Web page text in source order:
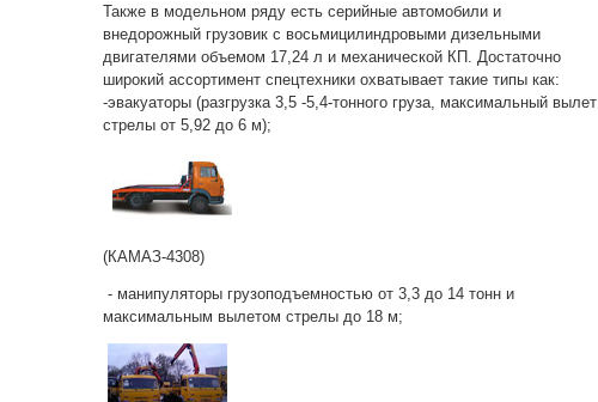
Также в модельном ряду есть серийные автомобили и
внедорожный грузовик с восьмицилиндровыми дизельными
двигателями объемом 17,24 л и механической КП. Достаточно
широкий ассортимент спецтехники охватывает такие типы как:
-эвакуаторы (разгрузка 3,5 -5,4-тонного груза, максимальный вылет
стрелы от 5,92 до 6 м);
(КАМАЗ-4308)
- манипуляторы грузоподъемностью от 3,3 до 14 тонн и
максимальным вылетом стрелы до 18 м;